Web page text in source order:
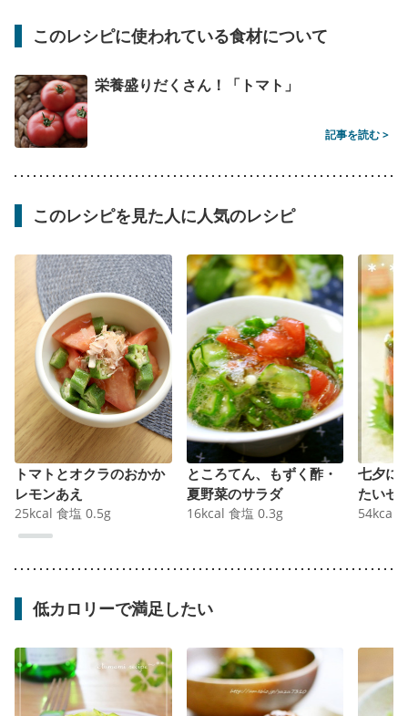
このレシピに使われている食材について
栄養盛りだくさん！「トマト」
記事を読む >
このレシピを見た人に人気のレシピ
トマトとオクラのおかか
レモンあえ
25kcal 食塩 0.5g
ところてん、もずく酢・
夏野菜のサラダ
16kcal 食塩 0.3g
七夕に
たいゼ
54kcal
低カロリーで満足したい